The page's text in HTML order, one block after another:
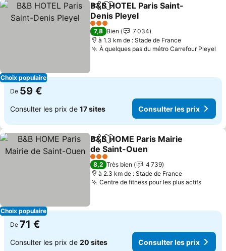
Choix populaire
PartagerAjouter à mes favoris
B&B HOTEL Paris Saint-
Denis Pleyel
3 Étoiles
7,8 Bien
7 034
à 1.3 km de : Stade de France
À quelques pas du métro Carrefour Pleyel
De 59 €
Consulter les prix de 17 sites Consulter les prix
Choix populaire
PartagerAjouter à mes favoris
B&B HOME Paris Mairie
de Saint-Ouen
3 Étoiles
8,2 Très bien
4 739
à 2.3 km de : Stade de France
Centre de fitness pour les plus actifs
De 71 €
Consulter les prix de 20 sites Consulter les prix